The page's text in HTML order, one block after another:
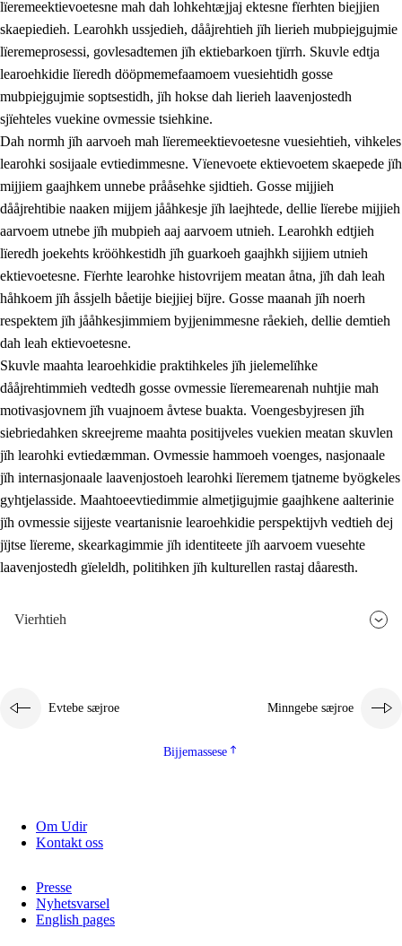
3.3 Gåetie jïh skuvle laavenjostoeh
3.4 Lïerehtimmie learoesïeltesne jïh barkoejielemisnie
3.5 Profesjonsektievoete jïh skuvleevtiedimmie
lïeremeektievoetesne mah dah lohkehtæjjaj ektesne fïerhten biejjien
skaepiedieh. Learohkh ussjedieh, dååjrehtieh jïh lierieh mubpiejgujmie
lïeremeprosessi, govlesadtemen jïh ektiebarkoen tjïrrh. Skuvle edtja
learoehkidie lïeredh dööpmemefaamoem vuesiehtidh gosse
mubpiejgujmie soptsestidh, jïh hokse dah lierieh laavenjostedh
sjïehteles vuekine ovmessie tsiehkine.
Dah normh jïh aarvoeh mah lïeremeektievoetesne vuesiehtieh, vihkeles
learohki sosijaale evtiedimmesne. Vïenevoete ektievoetem skaepede jïh
mijjiem gaajhkem unnebe prååsehke sjidtieh. Gosse mijjieh
dååjrehtibie naaken mijjem jååhkesje jïh laejhtede, dellie lïerebe mijjieh
aarvoem utnebe jïh mubpieh aaj aarvoem utnieh. Learohkh edtjieh
lïeredh joekehts krööhkestidh jïh guarkoeh gaajhkh sijjiem utnieh
ektievoetesne. Fïerhte learohke histovrijem meatan åtna, jïh dah leah
håhkoem jïh åssjelh båetije biejjiej bïjre. Gosse maanah jïh noerh
respektem jïh jååhkesjimmiem byjjenimmesne råekieh, dellie demtieh
dah leah ektievoetesne.
Skuvle maahta learoehkidie praktihkeles jïh jielemelïhke
dååjrehtimmieh vedtedh gosse ovmessie lïeremearenah nuhtjie mah
motivasjovnem jïh vuajnoem åvtese buakta. Voengesbyjresen jïh
siebriedahken skreejreme maahta positijveles vuekien meatan skuvlen
jïh learohki evtiedæmman. Ovmessie hammoeh voenges, nasjonaale
jïh internasjonaale laavenjostoeh learohki lïeremem tjatneme byögkeles
gyhtjelasside. Maahtoeevtiedimmie almetjigujmie gaajhkene aalterinie
jïh ovmessie sijjeste veartanisnie learoehkidie perspektijvh vedtieh dej
jïjtse lïereme, skearkagimmie jïh identiteete jïh aarvoem vuesehte
laavenjostedh gïeleldh, politihken jïh kulturellen rastaj dåaresth.
Vierhtieh
Evtebe sæjroe Minngebe sæjroe
Bijjemassese
Om Udir
Kontakt oss
Presse
Nyhetsvarsel
English pages